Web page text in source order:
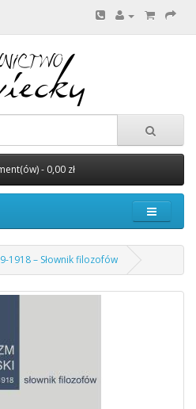
- 0,00 zł
1918 – Słownik filozofów